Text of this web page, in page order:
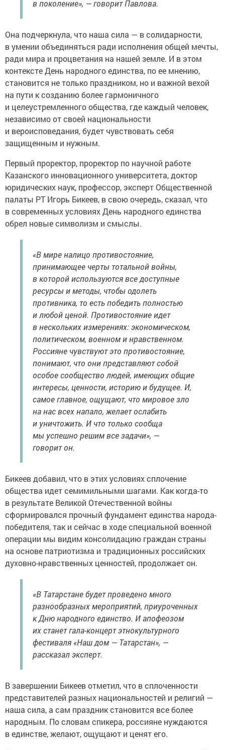
в поколение», — говорит Павлова.
Она подчеркнула, что наша сила — в солидарности,
в умении объединяться ради исполнения общей мечты,
ради мира и процветания на нашей земле. И в этом
контексте День народного единства, по ее мнению,
становится не только праздником, но и важной вехой
на пути к созданию более гармоничного
и целеустремленного общества, где каждый человек,
независимо от своей национальности
и вероисповедания, будет чувствовать себя
защищенным и нужным.
Первый проректор, проректор по научной работе
Казанского инновационного университета, доктор
юридических наук, профессор, эксперт Общественной
палаты РТ Игорь Бикеев, в свою очередь, сказал, что
в современных условиях День народного единства
обрел новые символизм и смыслы.
«В мире налицо противостояние,
принимающее черты тотальной войны,
в которой используются все доступные
ресурсы и методы, чтобы одолеть
противника, то есть победить полностью
и любой ценой. Противостояние идет
в нескольких измерениях: экономическом,
политическом, военном и нравственном.
Россияне чувствуют это противостояние,
понимают, что они представляют собой
особое сообщество людей, имеющих общие
интересы, ценности, историю и будущее. И,
самое главное, ощущают, что мировое зло
на нас всех напало, желает ослабить
и уничтожить. И что только сообща
мы успешно решим все задачи», —
говорит он.
Бикеев добавил, что в этих условиях сплочение
общества идет семимильными шагами. Как когда-то
в результате Великой Отечественной войны
сформировался прочный фундамент единства народа-
победителя, так и сейчас в ходе специальной военной
операции мы видим консолидацию граждан страны
на основе патриотизма и традиционных российских
духовно-нравственных ценностей, продолжает он.
«В Татарстане будет проведено много
разнообразных мероприятий, приуроченных
к Дню народного единство. И апофеозом
их станет гала-концерт этнокультурного
фестиваля «Наш дом — Татарстан», —
рассказал эксперт.
В завершении Бикеев отметил, что в сплоченности
представителей разных национальностей и религий —
наша сила, а сам праздник становится все более
народным. По словам спикера, россияне нуждаются
в единстве, желают, ощущают и ценят его.